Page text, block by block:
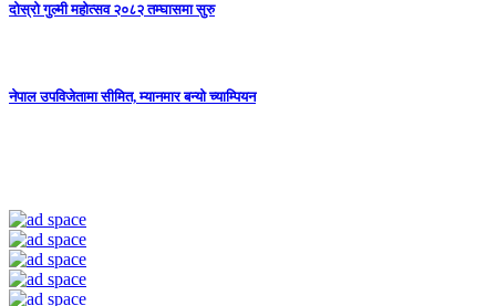
दोस्रो गुल्मी महोत्सव २०८२ तम्घासमा सुरु
नेपाल उपविजेतामा सीमित, म्यानमार बन्यो च्याम्पियन